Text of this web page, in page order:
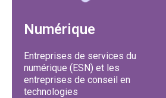
Numérique
Entreprises de services du
numérique (ESN) et les
entreprises de conseil en
technologies